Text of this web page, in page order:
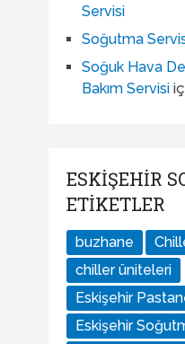
Servisi
Soğutma
Soğuk Hava
Bakım Servisi
ESKIŞEHIR
ETIKETLER
buzhane
chiller üniteleri
Eskişehir
Eskişehir